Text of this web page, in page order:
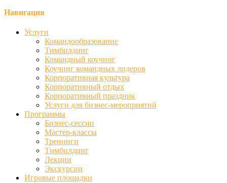
Навигация
Услуги
Командообразование
Тимбилдинг
Командный коучинг
Коучинг командных лидеров
Корпоративная культура
Корпоративный отдых
Корпоративный праздник
Услуги для бизнес-мероприятий
Программы
Бизнес-сессии
Мастер-классы
Тренинги
Тимбилдинг
Лекции
Экскурсии
Игровые площадки